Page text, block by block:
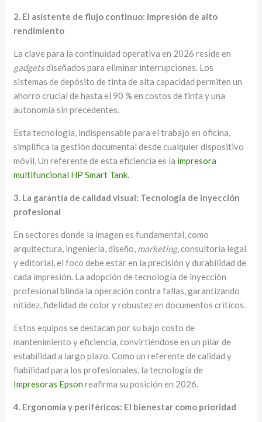
2. El asistente de flujo continuo: Impresión de alto
rendimiento
La clave para la continuidad operativa en 2026 reside en
gadgetsdiseñados para eliminar interrupciones. Los
sistemas de depósito de tinta de alta capacidad permiten un
ahorro crucial de hasta el 90 % en costos de tinta y una
autonomía sin precedentes.
Esta tecnología, indispensable para el trabajo en oficina,
simplifica la gestión documental desde cualquier dispositivo
móvil. Un referente de esta eficiencia es la impresora
multifuncional HP Smart Tank.
3. La garantía de calidad visual: Tecnología de inyección
profesional
En sectores donde la imagen es fundamental, como
arquitectura, ingeniería, diseño, marketing, consultoría legal
y editorial, el foco debe estar en la precisión y durabilidad de
cada impresión. La adopción de tecnología de inyección
profesional blinda la operación contra fallas, garantizando
nitidez, fidelidad de color y robustez en documentos críticos.
Estos equipos se destacan por su bajo costo de
mantenimiento y eficiencia, convirtiéndose en un pilar de
estabilidad a largo plazo. Como un referente de calidad y
fiabilidad para los profesionales, la tecnología de
Impresoras Epson reafirma su posición en 2026.
4. Ergonomía y periféricos: El bienestar como prioridad